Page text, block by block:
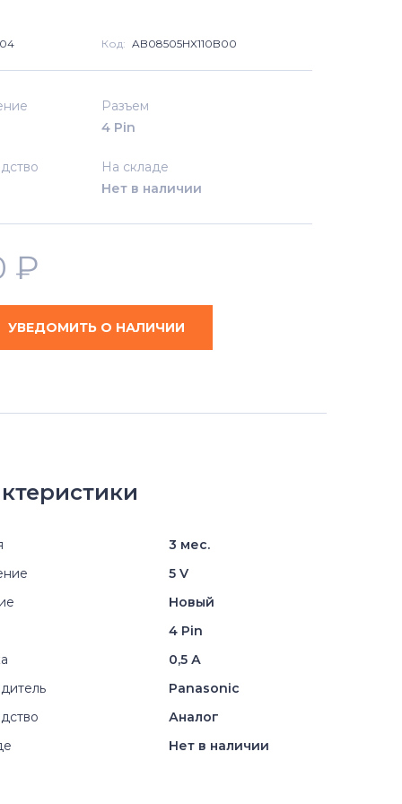
Код: AB08505HX110B00
Разъем
4 Pin
На складе
Нет в наличии
₽
УВЕДОМИТЬ О НАЛИЧИИ
3 мес.
5 V
Новый
4 Pin
0,5 А
Panasonic
Аналог
Нет в наличии